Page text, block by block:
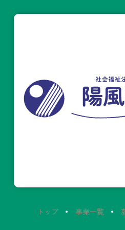
トップ 事業一覧